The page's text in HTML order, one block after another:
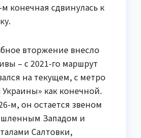
м конечная сдвинулась к
вторжение внесло
– с 2021-го маршрут
на текущем, с метро
как конечной.
м, он остается звеном
Западом и
Салтовки,